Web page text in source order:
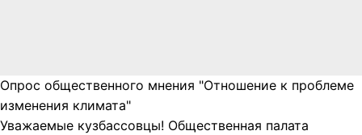
Опрос общественного мнения "Отношение к проблеме
изменения климата"
Уважаемые кузбассовцы! Общественная палата